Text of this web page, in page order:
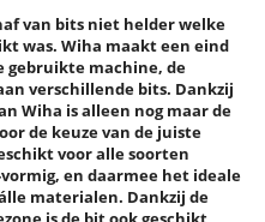
van bits niet helder welke
was. Wiha maakt een eind
gebruikte machine, de
verschillende bits. Dankzij
Wiha is alleen nog maar de
de keuze van de juiste
voor alle soorten
en daarmee het ideale
materialen. Dankzij de